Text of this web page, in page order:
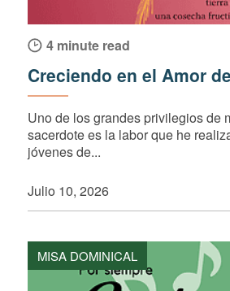
4 minute read
Creciendo en el Amor
Uno de los grandes privilegios de
sacerdote es la labor que he
jóvenes de...
Julio 10, 2026
MISA DOMINICAL